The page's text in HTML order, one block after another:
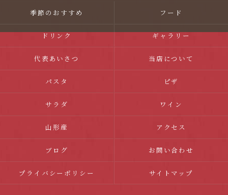
季節のおすすめ フード
ドリンク ギャラリー
代表あいさつ 当店について
パスタ ピザ
サラダ ワイン
山形産 アクセス
ブログ お問い合わせ
プライバシーポリシー サイトマップ